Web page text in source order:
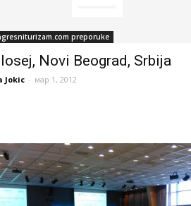
preporuke
Novi Beograd, Srbija
Jokic - мар 1, 2012